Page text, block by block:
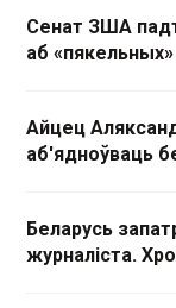
Сенат ЗША
аб
Айцец
аб'ядноўваць
Беларусь
журналіста.